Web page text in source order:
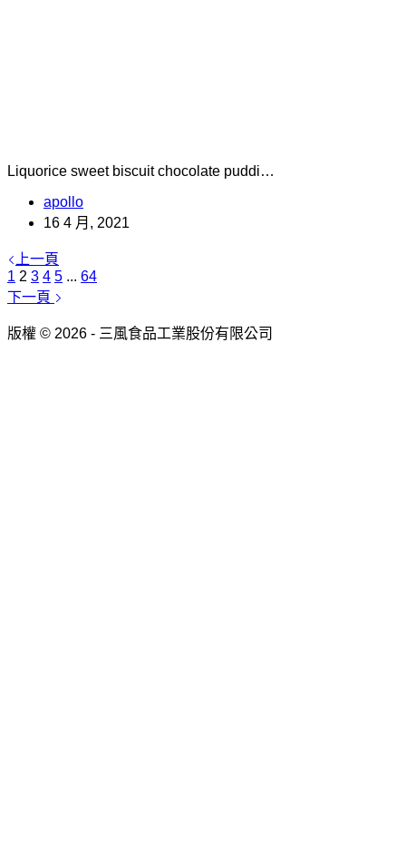
Liquorice sweet biscuit chocolate puddi…
apollo
16 4 月, 2021
上一頁
1 2 3 4 5 ... 64
下一頁
版權 © 2026 - 三風食品工業股份有限公司